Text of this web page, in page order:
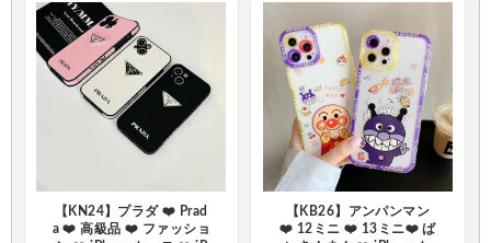
【KN24】プラダ ❤️ Prad
a ❤️ 高級品 ❤️ ファッショ
【KB26】アンパンマン
❤️ 12ミニ ❤️ 13ミニ❤️ ば